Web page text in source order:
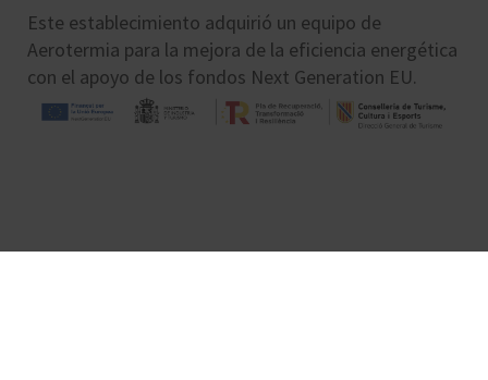
Este establecimiento adquirió un equipo de
Aerotermia para la mejora de la eficiencia energética
con el apoyo de los fondos Next Generation EU.